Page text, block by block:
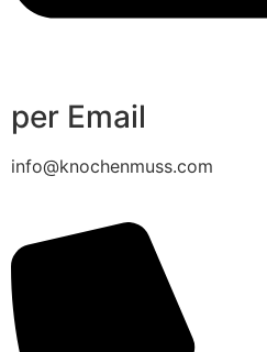
per Email
info@knochenmuss.com